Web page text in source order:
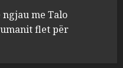
me Talo
flet për